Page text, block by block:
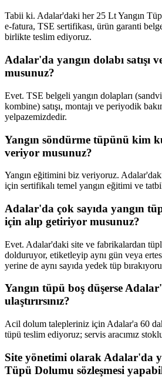
Tabii ki. Adalar'daki her 25 Lt Yangın
e-fatura, TSE sertifikası, ürün garanti
birlikte teslim ediyoruz.
Adalar'da yangın dolabı satışı
musunuz?
Evet. TSE belgeli yangın dolapları
kombine) satışı, montajı ve periyodik
yelpazemizdedir.
Yangın söndürme tüpünü kim
veriyor musunuz?
Yangın eğitimini biz veriyoruz.
için sertifikalı temel yangın eğitimi ve
Adalar'da çok sayıda yangın
için alıp getiriyor musunuz?
Evet. Adalar'daki site ve fabrikalardan
dolduruyor, etiketleyip aynı gün veya
yerine de aynı sayıda yedek tüp
Yangın tüpü boş düşerse
ulaştırırsınız?
Acil dolum talepleriniz için Adalar'a 60
tüpü teslim ediyoruz; servis aracımız
Site yönetimi olarak Adalar'da
Tüpü Dolumu sözleşmesi